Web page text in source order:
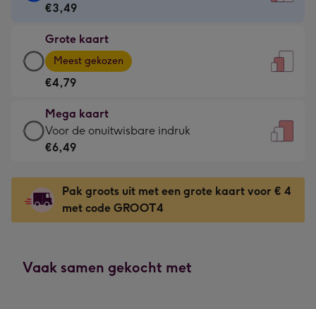
kaart
€3,49
-
Voor
kleine
gelukwens
-
120
x
160
mm
€3,49
Grote kaart
Grote
kaart
-
€4,79
-
Meest
gekozen
Dimensions:
167
x
Meest gekozen
€4,79
Mega kaart
Mega
kaart
€6,49
-
Voor
indruk
Voor de onuitwisbare indruk
€6,49
Pak groots uit met een grote kaart voor € 4
met code GROOT4
Vaak samen gekocht met